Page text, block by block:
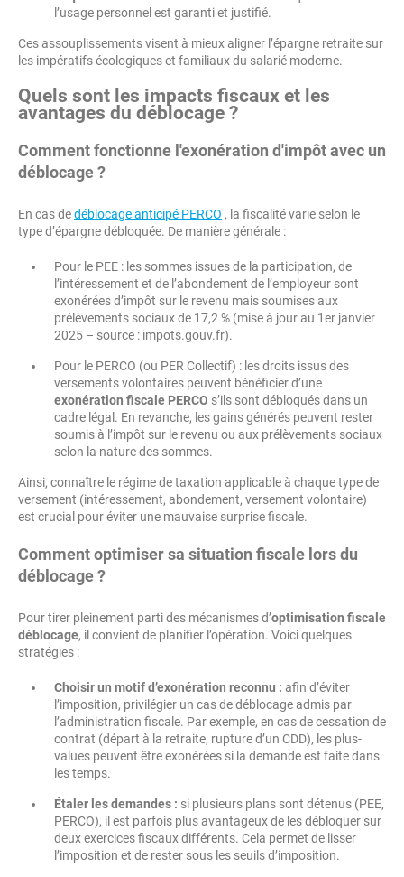
l’usage personnel est garanti et justifié.
Ces assouplissements visent à mieux aligner l’épargne retraite sur
les impératifs écologiques et familiaux du salarié moderne.
Quels sont les impacts fiscaux et les
avantages du déblocage ?
Comment fonctionne l'exonération d'impôt avec un
déblocage ?
En cas dedéblocage anticipé PERCO , la fiscalité varie selon le
type d’épargne débloquée. De manière générale :
Pour le PEE : les sommes issues de la participation, de
l’intéressement et de l’abondement de l’employeur sont
exonérées d’impôt sur le revenu mais soumises aux
prélèvements sociaux de 17,2 % (mise à jour au 1er janvier
2025 – source : impots.gouv.fr).
Pour le PERCO (ou PER Collectif) : les droits issus des
versements volontaires peuvent bénéficier d’une
exonération fiscale PERCO s’ils sont débloqués dans un
cadre légal. En revanche, les gains générés peuvent rester
soumis à l’impôt sur le revenu ou aux prélèvements sociaux
selon la nature des sommes.
Ainsi, connaître le régime de taxation applicable à chaque type de
versement (intéressement, abondement, versement volontaire)
est crucial pour éviter une mauvaise surprise fiscale.
Comment optimiser sa situation fiscale lors du
déblocage ?
Pour tirer pleinement parti des mécanismes d’optimisation fiscale
déblocage, il convient de planifier l’opération. Voici quelques
stratégies :
Choisir un motif d’exonération reconnu : afin d’éviter
l’imposition, privilégier un cas de déblocage admis par
l’administration fiscale. Par exemple, en cas de cessation de
contrat (départ à la retraite, rupture d’un CDD), les plus-
values peuvent être exonérées si la demande est faite dans
les temps.
Étaler les demandes : si plusieurs plans sont détenus (PEE,
PERCO), il est parfois plus avantageux de les débloquer sur
deux exercices fiscaux différents. Cela permet de lisser
l’imposition et de rester sous les seuils d’imposition.